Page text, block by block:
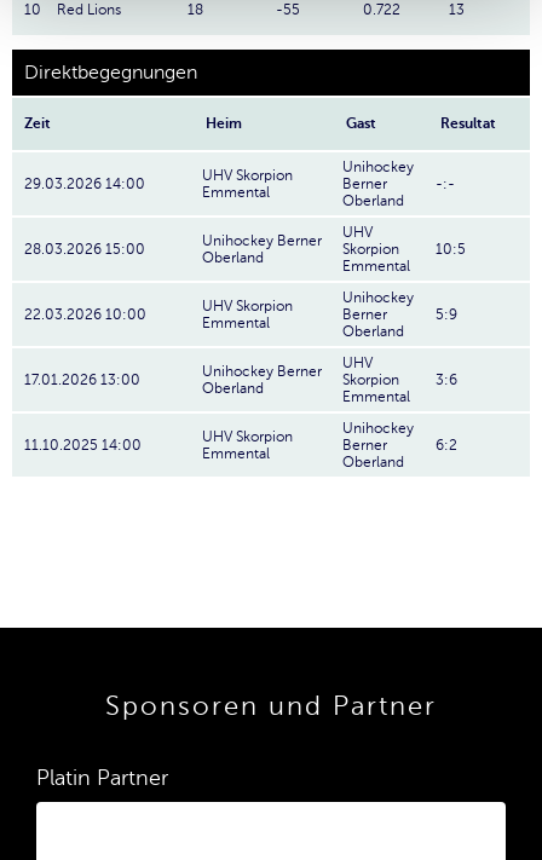
10 Red Lions 18 -55 0.722 13
Direktbegegnungen
Zeit Heim Gast Resultat
29.03.2026 14:00
UHV Skorpion
Emmental
Unihockey
Berner
Oberland
-:-
28.03.2026 15:00
Unihockey Berner
Oberland
UHV
Skorpion
Emmental
10:5
22.03.2026 10:00
UHV Skorpion
Emmental
Unihockey
Berner
Oberland
5:9
17.01.2026 13:00
Unihockey Berner
Oberland
UHV
Skorpion
Emmental
3:6
11.10.2025 14:00
UHV Skorpion
Emmental
Unihockey
Berner
Oberland
6:2
Sponsoren und Partner
Platin Partner